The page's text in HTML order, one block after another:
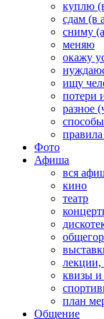
куплю
сдам (в
сниму
меняю
окажу
ищу
потери
разное
правила
Фото
Афиша
вся
кино
театр
лекции,
квизы и
план
Общение